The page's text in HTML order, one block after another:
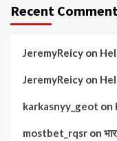
Recent
JeremyReicy on
JeremyReicy on
karkasnyy_geot on
mostbet_rqsr on